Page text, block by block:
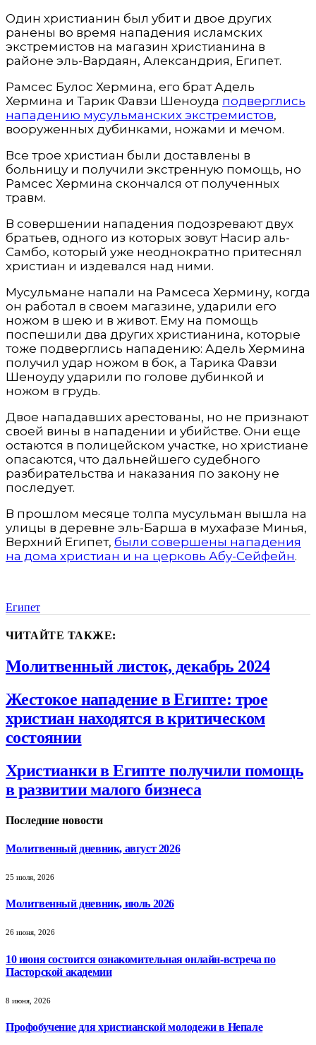
Один христианин был убит и двое других
ранены во время нападения исламских
экстремистов на магазин христианина в
районе эль-Вардаян, Александрия, Египет.
Рамсес Булос Хермина, его брат Адель
Хермина и Тарик Фавзи Шеноуда подверглись
нападению мусульманских экстремистов,
вооруженных дубинками, ножами и мечом.
Все трое христиан были доставлены в
больницу и получили экстренную помощь, но
Рамсес Хермина скончался от полученных
травм.
В совершении нападения подозревают двух
братьев, одного из которых зовут Насир аль-
Самбо, который уже неоднократно притеснял
христиан и издевался над ними.
Мусульмане напали на Рамсеса Хермину, когда
он работал в своем магазине, ударили его
ножом в шею и в живот. Ему на помощь
поспешили два других христианина, которые
тоже подверглись нападению: Адель Хермина
получил удар ножом в бок, а Тарика Фавзи
Шеноуду ударили по голове дубинкой и
ножом в грудь.
Двое нападавших арестованы, но не признают
своей вины в нападении и убийстве. Они еще
остаются в полицейском участке, но христиане
опасаются, что дальнейшего судебного
разбирательства и наказания по закону не
последует.
В прошлом месяце толпа мусульман вышла на
улицы в деревне эль-Барша в мухафазе Минья,
Верхний Египет, были совершены нападения
на дома христиан и на церковь Абу-Сейфейн.
Египет
ЧИТАЙТЕ ТАКЖЕ:
Молитвенный листок, декабрь 2024
Жестокое нападение в Египте: трое
христиан находятся в критическом
состоянии
Христианки в Египте получили помощь
в развитии малого бизнеса
Последние новости
Молитвенный дневник, август 2026
25 июля, 2026
Молитвенный дневник, июль 2026
26 июня, 2026
10 июня состоится ознакомительная онлайн-встреча по
Пасторской академии
8 июня, 2026
Профобучение для христианской молодежи в Непале